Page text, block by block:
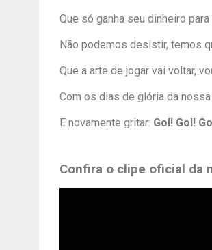
Que só ganha seu dinheiro
Não podemos desistir, temos
Que a arte de jogar vai voltar,
Com os dias de glória da
E novamente gritar: Gol! Gol!
Confira o clipe oficial da